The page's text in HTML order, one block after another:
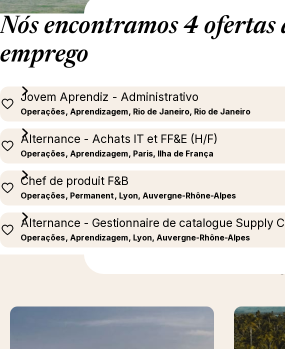
Nós encontramos 4 ofertas
emprego
Jovem Aprendiz - Administrativo
Operações, Aprendizagem, Rio de Janeiro, Rio de Janeiro
Alternance - Achats IT et FF&E (H/F)
Operações, Aprendizagem, Paris, Ilha de França
Chef de produit F&B
Operações, Permanent, Lyon, Auvergne-Rhône-Alpes
Alternance - Gestionnaire de catalogue Supply
Operações, Aprendizagem, Lyon, Auvergne-Rhône-Alpes